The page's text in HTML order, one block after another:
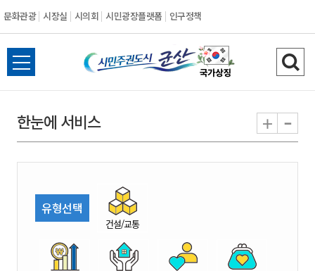
문화관광 시장실 시의회 시민광장플랫폼 인구정책
시
민
권
시
전
체
뉴
열
검
색
기
한눈에 서비스 + -
유형선택
건설/교통